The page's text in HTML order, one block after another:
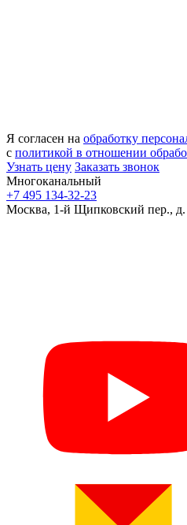
Я согласен на обработку
с политикой в отношении
Узнать цену Заказать звонок
Многоканальный
+7 495 134-32-23
Москва, 1-й Щипковский пер., д.